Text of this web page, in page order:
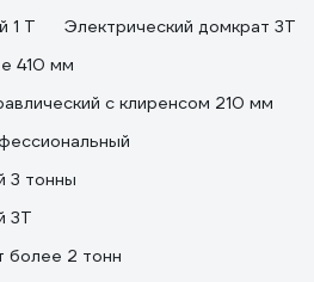
1 Т
Электрический домкрат 3Т
410 мм
с клиренсом 210 мм
3 тонны
3Т
более 2 тонн